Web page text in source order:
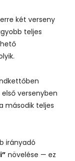
két verseny
teljes
versenyben
második teljes
irányadó
növelése — ez